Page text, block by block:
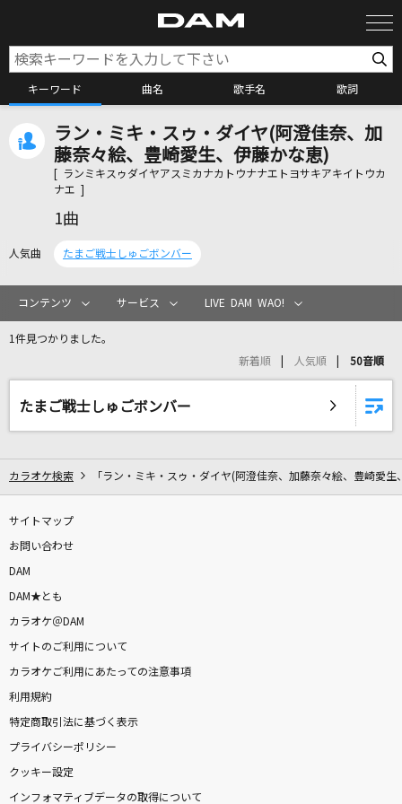
キーワード 曲名 歌手名 歌詞
カラオケ検索
カラオケリクエスト
全国りれき
リアルタイムで歌われている曲の一覧
月光
鬼束ちひろ
コンタクトケース
[生音]サザン・ウインド
中森明菜
流転の花
真夏の果実
サザンオールスターズ
[生音]KissHug
aiko
ラン・ミキ・スゥ・ダイヤ(阿澄佳奈、加
藤奈々絵、豊崎愛生、伊藤かな恵)
[ ランミキスゥダイヤアスミカナカトウナナエトヨサキアキイトウカ
ナエ ]
1曲
人気曲 たまご戦士しゅごボンバー
コンテンツ サービス LIVE DAM WAO!
1件見つかりました。
新着順 人気順 50音順
たまご戦士しゅごボンバー
カラオケ検索 「ラン・ミキ・スゥ・ダイヤ(阿澄佳奈、加藤奈々絵、豊崎愛
サイトマップ
お問い合わせ
DAM
DAM★とも
カラオケ＠DAM
サイトのご利用について
カラオケご利用にあたっての注意事項
利用規約
特定商取引法に基づく表示
プライバシーポリシー
クッキー設定
インフォマティブデータの取得について